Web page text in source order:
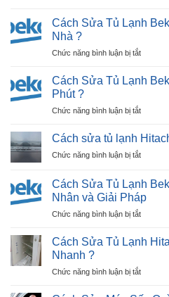
Máy
Bãi
Hải
30P
Tới
Cách Sửa Tủ Lạnh
Nhà ?
Chức năng bình luận bị tắtở
Sửa
Beko
Lỗi
–
Tại
Nhà
Cách Sửa Tủ Lạnh
Phút ?
Chức năng bình luận bị tắtở
Sửa
Lạnh
Báo
Lỗi
E9
–
5
Cách sửa tủ lạnh
Chức năng bình luận bị tắtở
sửa
tủ
lạnh
Hitachi
đèn
–
Cách Sửa Tủ Lạnh
Nhân và Giải Pháp
Chức năng bình luận bị tắtở
Sửa
Beko
Cách Sửa Tủ Lạnh
Nhanh ?
Chức năng bình luận bị tắtở
Sửa